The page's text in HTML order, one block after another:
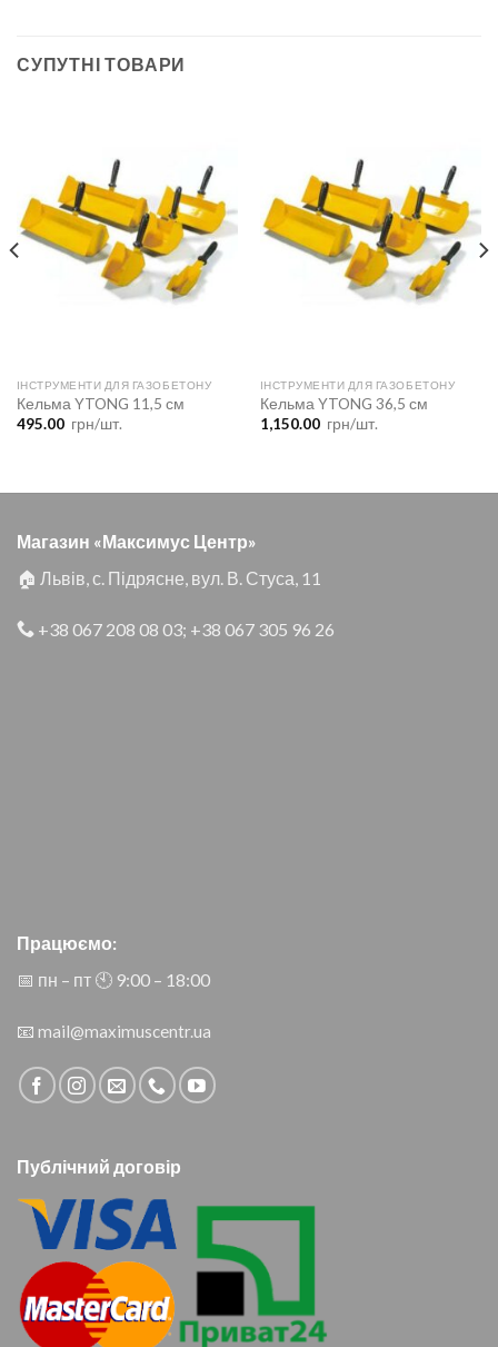
СУПУТНІ ТОВАРИ
ІНСТРУМЕНТИ ДЛЯ ГАЗОБЕТОНУ
Кельма YTONG 11,5 см
495.00 грн/шт.
ІНСТРУМЕНТИ ДЛЯ ГАЗОБЕТОНУ
Кельма YTONG 36,5 см
1,150.00 грн/шт.
Магазин «Максимус Центр»
🏠 Львів, с. Підрясне, вул. В. Стуса, 11
+38 067 208 08 03; +38 067 305 96 26
Працюємо:
📅 пн – пт 🕙︎ 9:00 – 18:00
📧 mail@maximuscentr.ua
Публічний договір